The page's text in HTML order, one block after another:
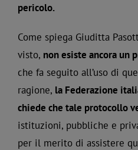
pericolo.
Come spiega Giuditta
visto, non esiste ancora un
che fa seguito all’uso di
ragione, la Federazione
chiede che tale protocollo
istituzioni, pubbliche e
per il merito di assistere